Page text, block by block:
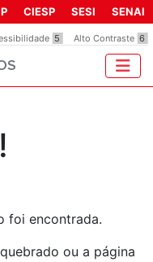
5 Alto Contraste 6
CIESP SESI SENAI
foi encontrada.
ou a página